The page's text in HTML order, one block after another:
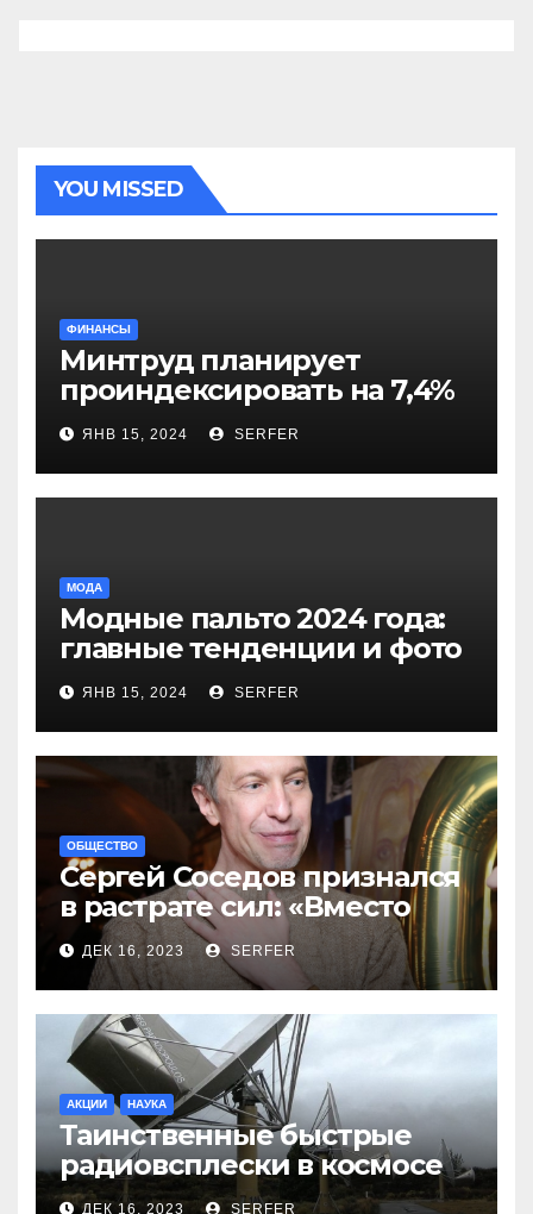
YOU MISSED
ФИНАНСЫ
Минтруд планирует
проиндексировать на 7,4%
более 40 выплат и
компенсаций
ЯНВ 15, 2024 SERFER
МОДА
Модные пальто 2024 года:
главные тенденции и фото
новинок
ЯНВ 15, 2024 SERFER
ОБЩЕСТВО
Сергей Соседов признался
в растрате сил: «Вместо
меня взяли Пригожина»
ДЕК 16, 2023 SERFER
АКЦИИ НАУКА
Таинственные быстрые
радиовсплески в космосе
сделались все более
ДЕК 16, 2023 SERFER